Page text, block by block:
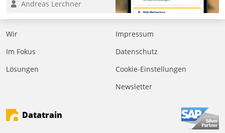
kommunizieren, auf dem
Laufenden bleiben, Daten
einsehen und ändern
oder
abgeben – rund um die
Andreas Lerchner
Wir
Im Fokus
Lösungen
Impressum
Datenschutz
Cookie-Einstellungen
Newsletter
Datatrain